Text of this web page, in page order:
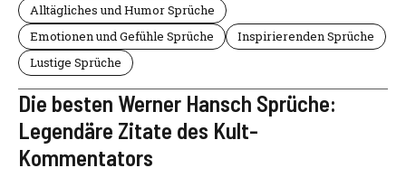
Alltägliches und Humor Sprüche
Emotionen und Gefühle Sprüche
Inspirierenden Sprüche
Lustige Sprüche
Die besten Werner Hansch Sprüche:
Legendäre Zitate des Kult-
Kommentators